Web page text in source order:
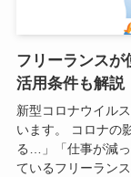
フリーランスが
活用条件も解説
新型コロナウイル
います。 コロナの
る…」「仕事が減
ているフリーラン